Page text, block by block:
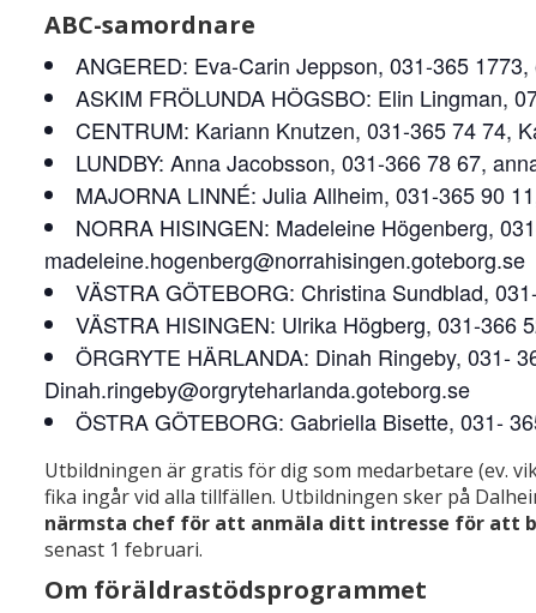
ABC-samordnare
ANGERED: Eva-Carin Jeppson, 031-365
ASKIM FRÖLUNDA HÖGSBO: Elin Lingman,
CENTRUM: Kariann Knutzen, 031-365 74 74,
LUNDBY: Anna Jacobsson, 031-366 78 67,
MAJORNA LINNÉ: Julia Allheim, 031-365 90
NORRA HISINGEN: Madeleine Högenberg,
madeleine.hogenberg@norrahisingen.goteborg.se
VÄSTRA GÖTEBORG: Christina Sundblad,
VÄSTRA HISINGEN: Ulrika Högberg, 031-366
ÖRGRYTE HÄRLANDA: Dinah Ringeby, 031-
Dinah.ringeby@orgryteharlanda.goteborg.se
ÖSTRA GÖTEBORG: Gabriella Bisette, 031-
Utbildningen är gratis för dig som medarbetare (ev.
fika ingår vid alla tillfällen. Utbildningen sker på
närmsta chef för att anmäla ditt intresse för att
senast 1 februari.
Om föräldrastödsprogrammet